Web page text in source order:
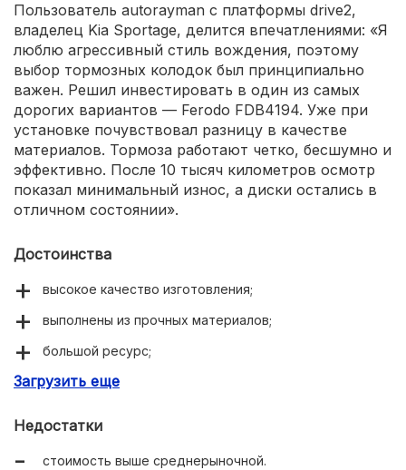
Пользователь autorayman с платформы drive2,
владелец Kia Sportage, делится впечатлениями: «Я
люблю агрессивный стиль вождения, поэтому
выбор тормозных колодок был принципиально
важен. Решил инвестировать в один из самых
дорогих вариантов — Ferodo FDB4194. Уже при
установке почувствовал разницу в качестве
материалов. Тормоза работают четко, бесшумно и
эффективно. После 10 тысяч километров осмотр
показал минимальный износ, а диски остались в
отличном состоянии».
Достоинства
высокое качество изготовления;
выполнены из прочных материалов;
большой ресурс;
сокращение длительности тормозного пути;
Загрузить еще
Недостатки
стоимость выше среднерыночной.